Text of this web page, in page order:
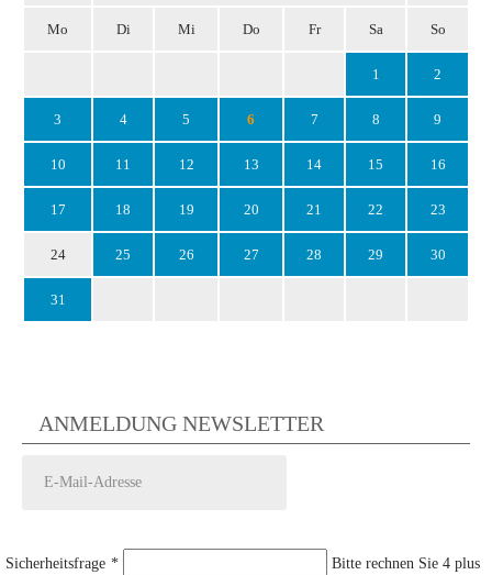
Mo Di Mi Do Fr Sa So
1 2
3 4 5 6 7 8 9
10 11 12 13 14 15 16
17 18 19 20 21 22 23
24 25 26 27 28 29 30
31
ANMELDUNG NEWSLETTER
Sicherheitsfrage *
Bitte rechnen Sie 4 plus